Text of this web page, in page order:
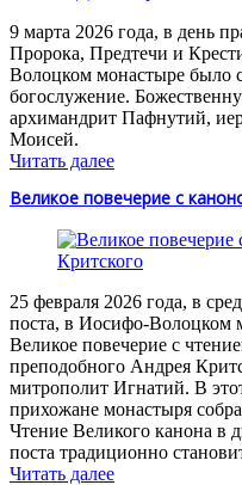
9 марта 2026 года, в день
Пророка, Предтечи и
Волоцком монастыре было
богослужение.
архимандрит Пафнутий,
Моисей.
Читать далее
Великое повечерие с
25 февраля 2026 года, в
поста, в Иосифо-Волоцком
Великое повечерие с
преподобного Андрея
митрополит Игнатий. В
прихожане монастыря
Чтение Великого канона в
поста традиционно
Читать далее